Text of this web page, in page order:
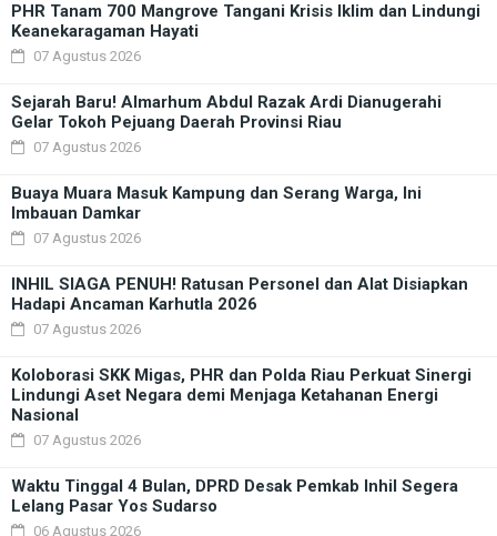
PHR Tanam 700 Mangrove Tangani Krisis Iklim dan Lindungi
Keanekaragaman Hayati
07 Agustus 2026
Sejarah Baru! Almarhum Abdul Razak Ardi Dianugerahi
Gelar Tokoh Pejuang Daerah Provinsi Riau
07 Agustus 2026
Buaya Muara Masuk Kampung dan Serang Warga, Ini
Imbauan Damkar
07 Agustus 2026
INHIL SIAGA PENUH! Ratusan Personel dan Alat Disiapkan
Hadapi Ancaman Karhutla 2026
07 Agustus 2026
Koloborasi SKK Migas, PHR dan Polda Riau Perkuat Sinergi
Lindungi Aset Negara demi Menjaga Ketahanan Energi
Nasional
07 Agustus 2026
Waktu Tinggal 4 Bulan, DPRD Desak Pemkab Inhil Segera
Lelang Pasar Yos Sudarso
06 Agustus 2026